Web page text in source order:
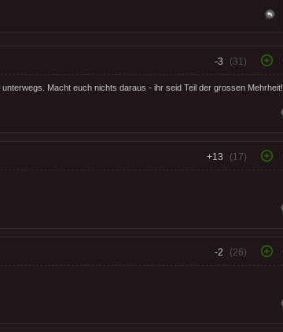
-3 (31)
Macht euch nichts daraus - ihr seid Teil der grossen Mehrheit!
+13 (17)
-2 (26)